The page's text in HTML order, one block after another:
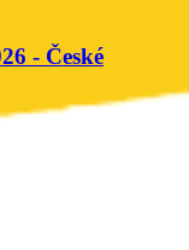
- České